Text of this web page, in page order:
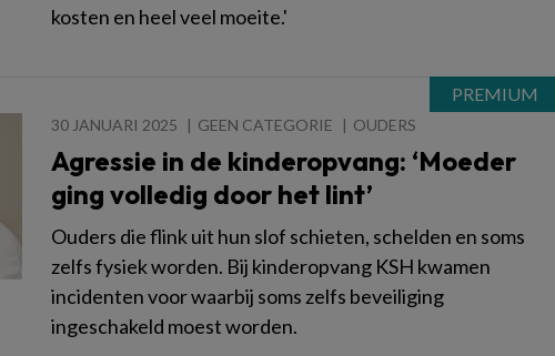
kosten en heel veel moeite.'
30 JANUARI 2025 GEEN CATEGORIE OUDERS
Agressie in de kinderopvang: ‘Moeder
ging volledig door het lint’
Ouders die flink uit hun slof schieten, schelden en soms
zelfs fysiek worden. Bij kinderopvang KSH kwamen
incidenten voor waarbij soms zelfs beveiliging
ingeschakeld moest worden.